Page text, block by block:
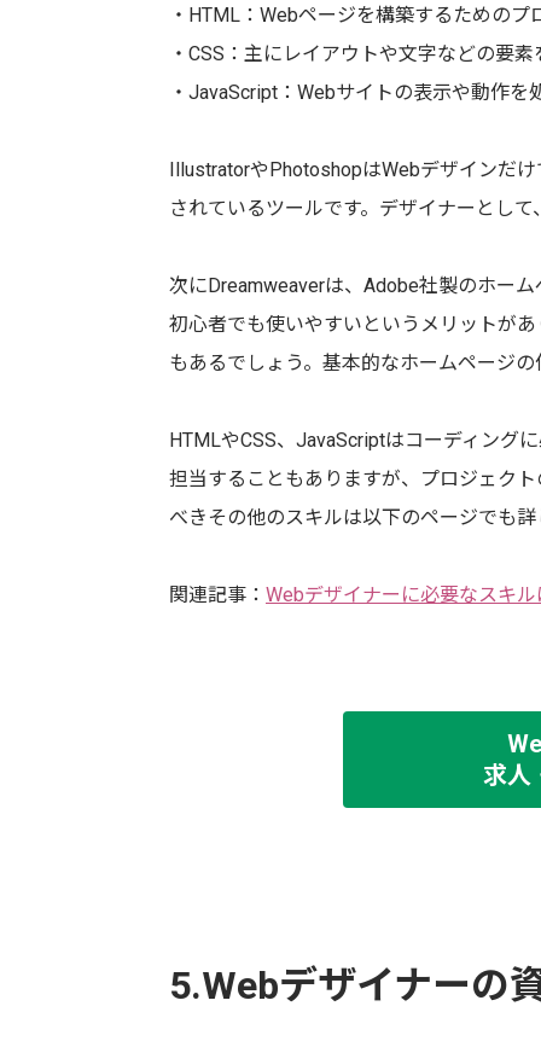
・HTML：Webページを構築するためのプ
・CSS：主にレイアウトや文字などの要
・JavaScript：Webサイトの表示や動作
IllustratorやPhotoshopはWebデザインだ
されているツールです。デザイナーとし
次にDreamweaverは、Adobe社製のホー
初心者でも使いやすいというメリットが
もあるでしょう。基本的なホームページ
HTMLやCSS、JavaScriptはコーディング
担当することもありますが、プロジェク
べきその他のスキルは以下のページでも
関連記事： Webデザイナーに必要なスキ
求人
5.Webデザイナーの